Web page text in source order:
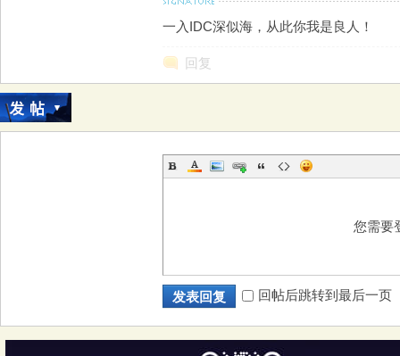
一入IDC深似海，从此你我是良人！
回复
您需要
发表回复 回帖后跳转到最后一页